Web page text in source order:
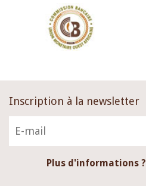
Inscription à la newsletter
Plus d'informations ?